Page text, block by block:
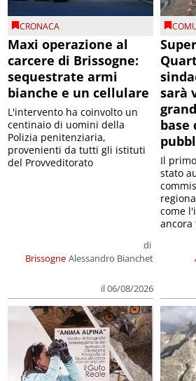
CRONACA
Maxi operazione al
carcere di Brissogne:
sequestrate armi
bianche e un cellulare
Brissogne
di
Alessandro Bianchet
il 06/08/2026
L'intervento ha coinvolto un
centinaio di uomini della
Polizia penitenziaria,
provenienti da tutti gli istituti
del Provveditorato
sarà
base
Il
stato
come
ancora